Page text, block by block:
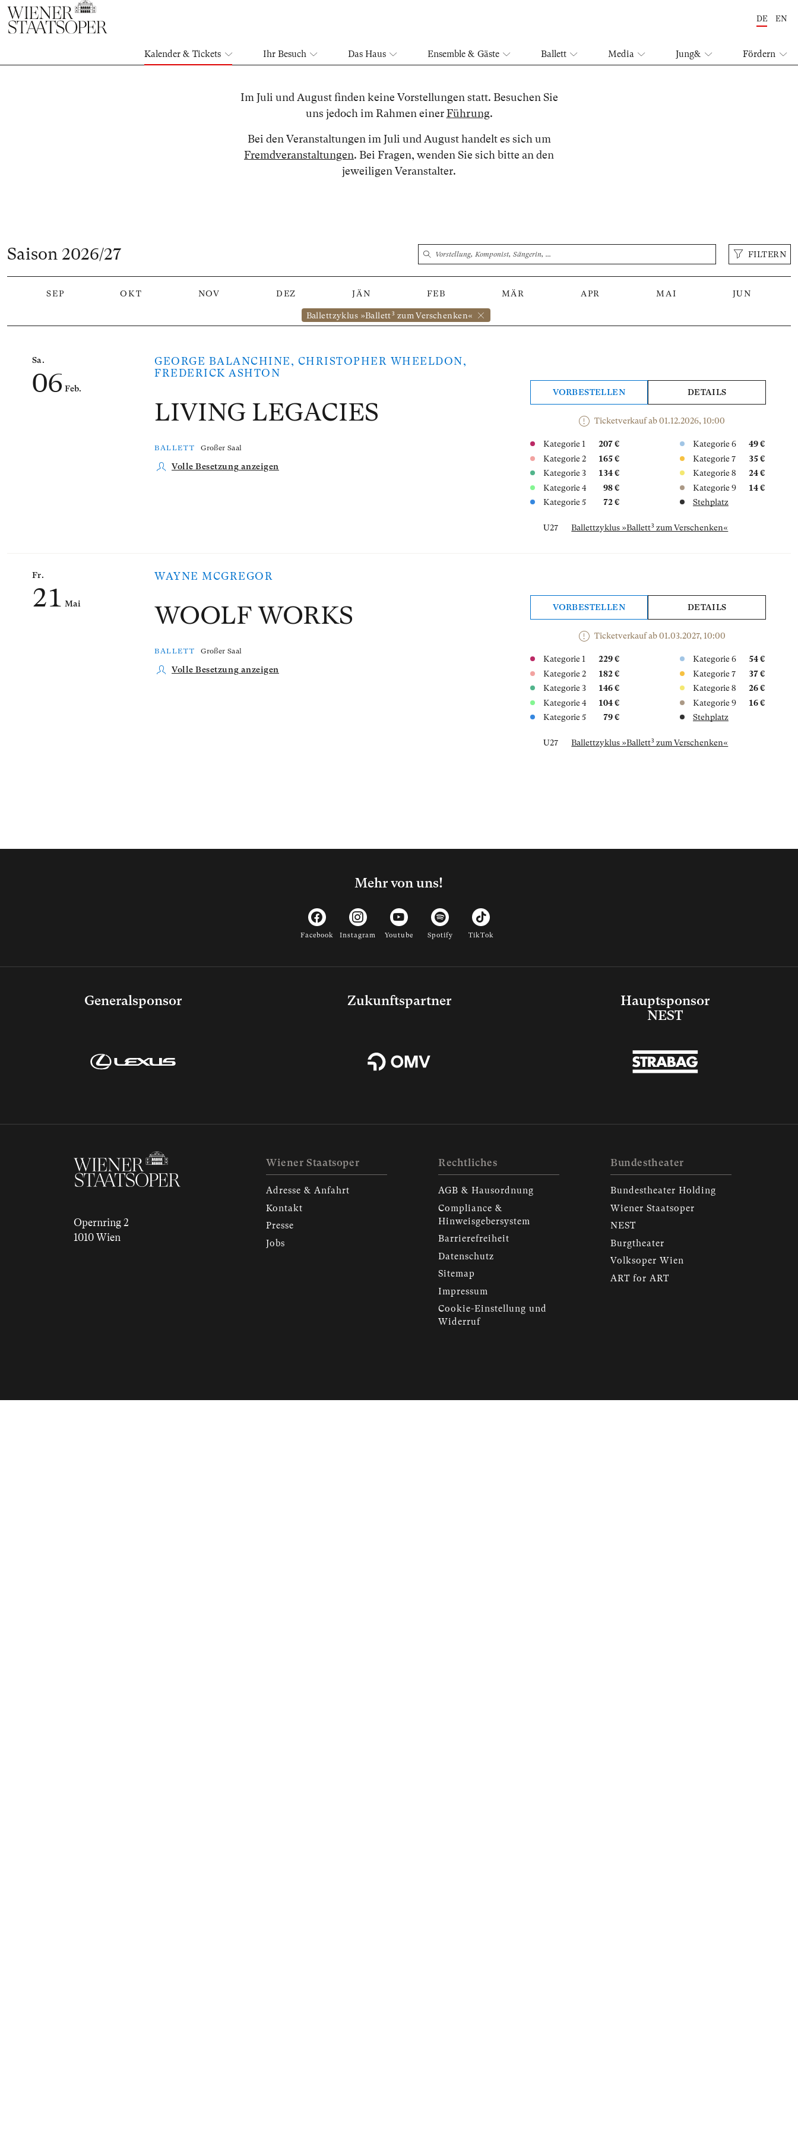
DE EN
Kalender & Tickets Ihr Besuch Das Haus Ensemble & Gäste Ballett Media Jung& Fördern
Im Juli und August finden keine Vorstellungen statt. Besuchen Sie
uns jedoch im Rahmen einerFührung.
Bei den Veranstaltungen im Juli und August handelt es sich um
Fremdveranstaltungen. Bei Fragen, wenden Sie sich bitte an den
jeweiligen Veranstalter.
Saison 2026/27 Suche Suche
FILTERN
SEP OKT NOV DEZ JÄN FEB MÄR APR MAI JUN
Ballettzyklus »Ballett³ zum Verschenken«
Sa.
06 Feb.
GEORGE BALANCHINE, CHRISTOPHER WHEELDON,
FREDERICK ASHTON
LIVING LEGACIES
BALLETT Großer Saal
Volle Besetzung anzeigen
VORBESTELLEN DETAILS
Ticketverkauf ab 01.12.2026, 10:00
Kategorie 1
207 €
Kategorie 2
165 €
Kategorie 3
134 €
Kategorie 4
98 €
Kategorie 5
72 €
Kategorie 6
49 €
Kategorie 7
35 €
Kategorie 8
24 €
Kategorie 9
14 €
Stehplatz
U27 Ballettzyklus »Ballett³ zum Verschenken«
Fr.
21 Mai
WAYNE MCGREGOR
WOOLF WORKS
BALLETT Großer Saal
Volle Besetzung anzeigen
VORBESTELLEN DETAILS
Ticketverkauf ab 01.03.2027, 10:00
Kategorie 1
229 €
Kategorie 2
182 €
Kategorie 3
146 €
Kategorie 4
104 €
Kategorie 5
79 €
Kategorie 6
54 €
Kategorie 7
37 €
Kategorie 8
26 €
Kategorie 9
16 €
Stehplatz
U27 Ballettzyklus »Ballett³ zum Verschenken«
Mehr von uns!
Facebook Instagram Youtube Spotify TikTok
Generalsponsor Zukunftspartner
Hauptsponsor
NEST
Opernring 2
1010 Wien
Wiener Staatsoper
Adresse & Anfahrt
Kontakt
Presse
Jobs
Rechtliches
AGB & Hausordnung
Compliance &
Hinweisgebersystem
Barrierefreiheit
Datenschutz
Sitemap
Impressum
Cookie-Einstellung und
Widerruf
Bundestheater
Bundestheater Holding
Wiener Staatsoper
NEST
Burgtheater
Volksoper Wien
ART for ART